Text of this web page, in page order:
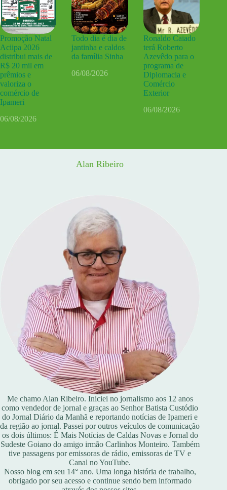
Promoção Natal
Aciipa 2026
distribui mais de
R$ 20 mil em
prêmios e
valoriza o
comércio de
Ipameri
06/08/2026
Todo dia é dia de
jantinha e caldos
da família Sinha
06/08/2026
Ronaldo Caiado
terá Roberto
Azevêdo para o
programa de
Diplomacia e
Comércio
Exterior
06/08/2026
Alan Ribeiro
Me chamo Alan Ribeiro. Iniciei no jornalismo aos 12 anos
como vendedor de jornal e graças ao Senhor Batista Custódio
do Jornal Diário da Manhã e reportando notícias de Ipameri e
da região ao jornal. Passei por outros veículos de comunicação
os dois últimos: É Mais Notícias de Caldas Novas e Jornal do
Sudeste Goiano do amigo irmão Carlinhos Monteiro. Também
tive passagens por emissoras de rádio, emissoras de TV e
Canal no YouTube.
Nosso blog em seu 14° ano. Uma longa história de trabalho,
obrigado por seu acesso e continue sendo bem informado